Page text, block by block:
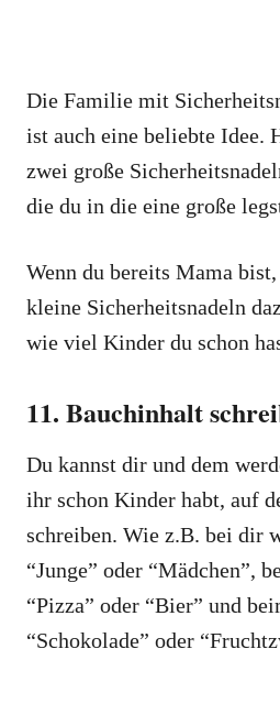
Die Familie mit
ist auch eine beliebte Idee.
zwei große
die du in die eine große
Wenn du bereits Mama
kleine Sicherheitsnadeln
wie viel Kinder du schon
11. Bauchinhalt
Du kannst dir und dem
ihr schon Kinder habt, auf
schreiben. Wie z.B. bei dir
“Junge” oder “Mädchen”,
“Pizza” oder “Bier” und
“Schokolade” oder